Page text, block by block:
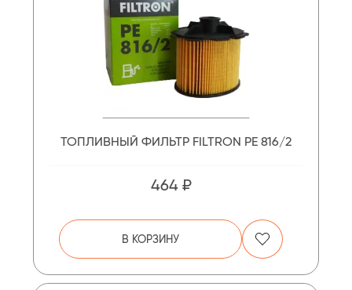
ТОПЛИВНЫЙ ФИЛЬТР FILTRON PE 816/2
464 ₽
В КОРЗИНУ